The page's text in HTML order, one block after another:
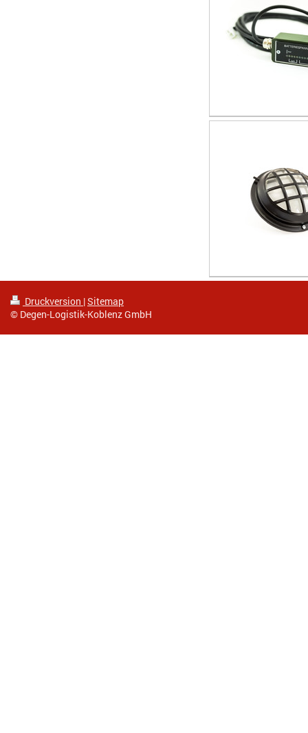
Druckversion |Sitemap
© Degen-Logistik-Koblenz GmbH